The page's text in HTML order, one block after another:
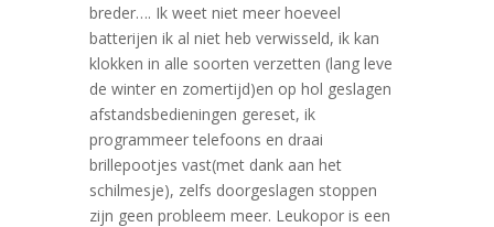
breder…. Ik weet niet meer hoeveel
batterijen ik al niet heb verwisseld, ik kan
klokken in alle soorten verzetten (lang leve
de winter en zomertijd)en op hol geslagen
afstandsbedieningen gereset, ik
programmeer telefoons en draai
brillepootjes vast(met dank aan het
schilmesje), zelfs doorgeslagen stoppen
zijn geen probleem meer. Leukopor is een